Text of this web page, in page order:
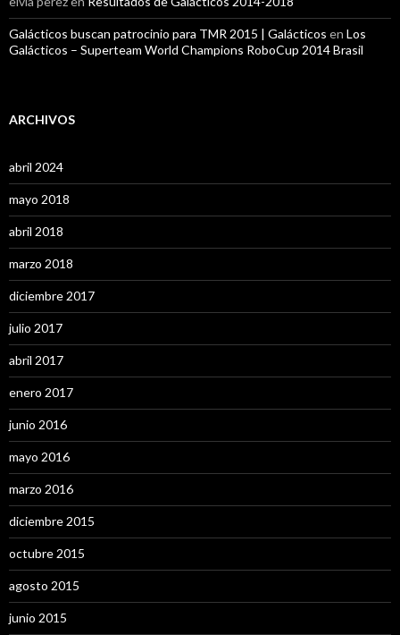
Galácticos buscan patrocinio para TMR 2015 | Galácticos en Los
Galácticos – Superteam World Champions RoboCup 2014 Brasil
ARCHIVOS
abril 2024
mayo 2018
abril 2018
marzo 2018
diciembre 2017
julio 2017
abril 2017
enero 2017
junio 2016
mayo 2016
marzo 2016
diciembre 2015
octubre 2015
agosto 2015
junio 2015